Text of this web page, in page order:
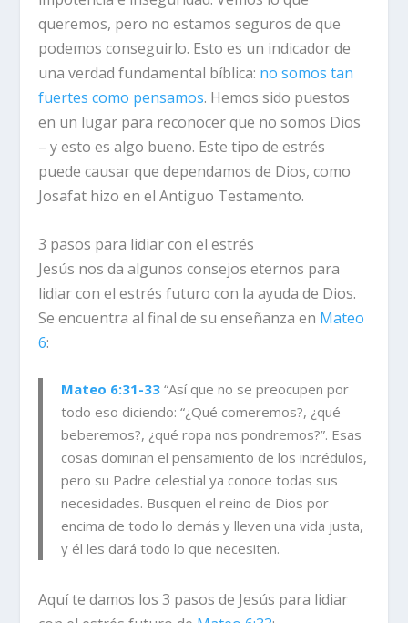
queremos, pero no estamos seguros de que
podemos conseguirlo. Esto es un indicador de
una verdad fundamental bíblica: no somos tan
fuertes como pensamos. Hemos sido puestos
en un lugar para reconocer que no somos Dios
– y esto es algo bueno. Este tipo de estrés
puede causar que dependamos de Dios, como
Josafat hizo en el Antiguo Testamento.
3 pasos para lidiar con el estrés
Jesús nos da algunos consejos eternos para
lidiar con el estrés futuro con la ayuda de Dios.
Se encuentra al final de su enseñanza en Mateo
6:
Mateo 6:31-33 “Así que no se preocupen por
todo eso diciendo: “¿Qué comeremos?, ¿qué
beberemos?, ¿qué ropa nos pondremos?”. Esas
cosas dominan el pensamiento de los incrédulos,
pero su Padre celestial ya conoce todas sus
necesidades. Busquen el reino de Dios por
encima de todo lo demás y lleven una vida justa,
y él les dará todo lo que necesiten.
Aquí te damos los 3 pasos de Jesús para lidiar